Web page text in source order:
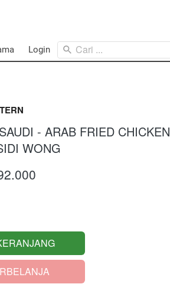
Login Cari ...
- ARAB FRIED CHICKEN
WONG